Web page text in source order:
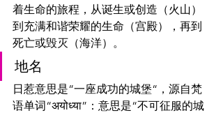
着生命的旅程，从诞生或创造（火山）
到充满和谐荣耀的生命（宫殿），再到
死亡或毁灭（海洋）。
地名
日惹意思是“一座成功的城堡“，源自梵
语单词“अयोध्या”：意思是“不可征服的城